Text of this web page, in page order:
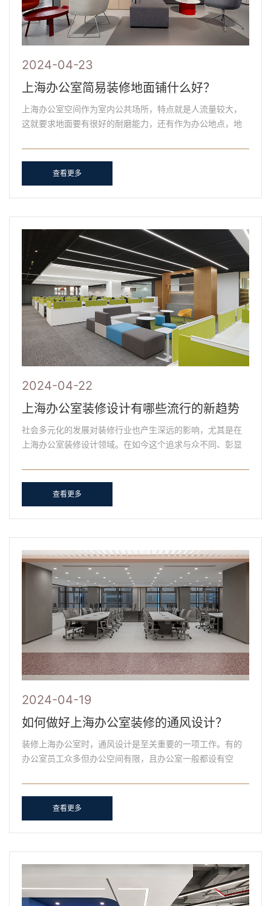
2024-04-23
上海办公室简易装修地面铺什么好？
上海办公室空间作为室内公共场所，特点就是人流量较大，
这就要求地面要有很好的耐磨能力，还有作为办公地点，地
压，表......
查看更多
2024-04-22
上海办公室装修设计有哪些流行的新趋势
社会多元化的发展对装修行业也产生深远的影响，尤其是在
上海办公室装修设计领域。在如今这个追求与众不同、彰显
足现......
查看更多
2024-04-19
如何做好上海办公室装修的通风设计？
装修上海办公室时，通风设计是至关重要的一项工作。有的
办公室员工众多但办公空间有限，且办公室一般都设有空
计就很......
查看更多